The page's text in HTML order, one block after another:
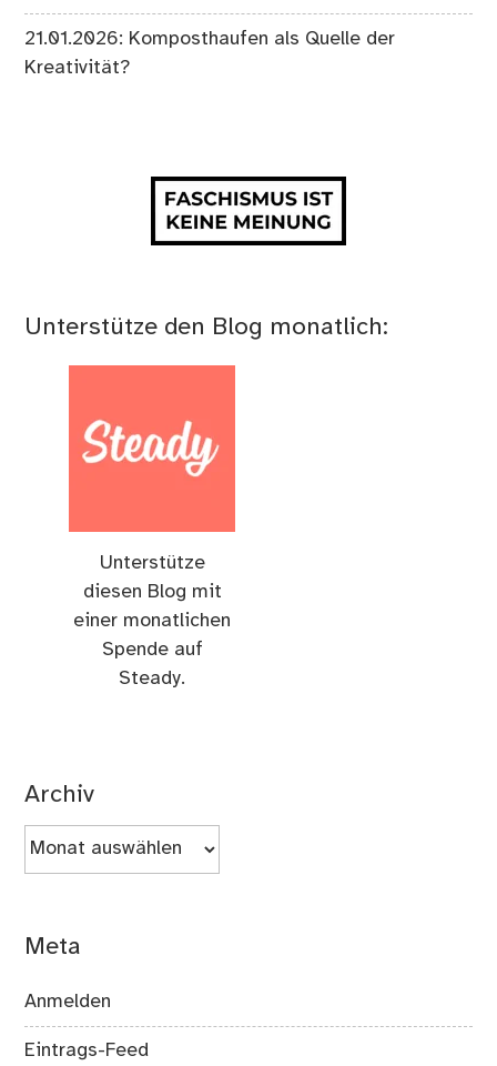
21.01.2026: Komposthaufen als Quelle der
Kreativität?
Unterstütze den Blog monatlich:
Unterstütze
diesen Blog mit
einer monatlichen
Spende auf
Steady.
Archiv
Archiv
Meta
Anmelden
Eintrags-Feed